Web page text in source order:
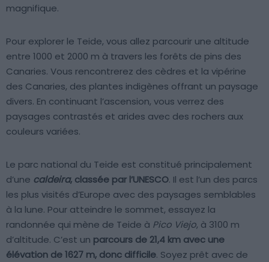
magnifique.
Pour explorer le Teide, vous allez parcourir une altitude
entre 1000 et 2000 m à travers les forêts de pins des
Canaries. Vous rencontrerez des cèdres et la vipérine
des Canaries, des plantes indigènes offrant un paysage
divers. En continuant l’ascension, vous verrez des
paysages contrastés et arides avec des rochers aux
couleurs variées.
Le parc national du Teide est constitué principalement
d’une caldeira, classée par l’UNESCO. Il est l’un des parcs
les plus visités d’Europe avec des paysages semblables
à la lune. Pour atteindre le sommet, essayez la
randonnée qui mène de Teide à Pico Viejo, à 3100 m
d’altitude. C’est un parcours de 21,4 km avec une
élévation de 1627 m, donc difficile. Soyez prêt avec de